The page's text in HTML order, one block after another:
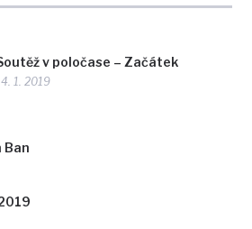
v poločase – Začátek
1. 2019
Ban